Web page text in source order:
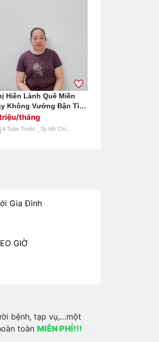
Hiền Lành Quê Miền
Không Vướng Bận Tìm
Lâu Dài: 0906906537
tháng
4 Tuần Trước Tp Hồ Chí Minh
Gia Đình
GIỜ
bệnh, tạp vụ,…một
toàn MIỄN PHÍ!!!